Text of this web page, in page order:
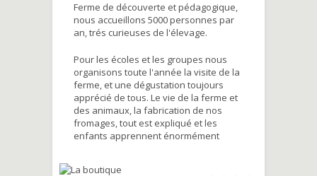
Ferme de découverte et pédagogique,
nous accueillons 5000 personnes par
an, trés curieuses de l'élevage.
Pour les écoles et les groupes nous
organisons toute l'année la visite de la
ferme, et une dégustation toujours
apprécié de tous. Le vie de la ferme et
des animaux, la fabrication de nos
fromages, tout est expliqué et les
enfants apprennent énormément